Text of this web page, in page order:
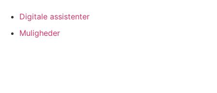
Digitale assistenter
Muligheder